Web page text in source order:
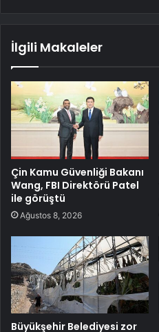
İlgili Makaleler
Çin Kamu Güvenliği Bakanı
Wang, FBI Direktörü Patel
ile görüştü
Ağustos 8, 2026
Büyükşehir Belediyesi zor